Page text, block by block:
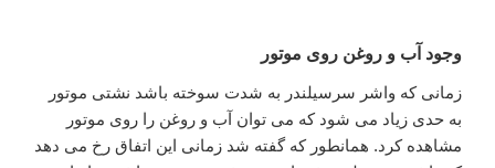
وجود آب و روغن روی موتور
زمانی که واشر سرسیلندر به شدت سوخته باشد نشتی موتور
به حدی زیاد می شود که می توان آب و روغن را روی موتور
مشاهده کرد. همانطور که گفته شد زمانی این اتفاق رخ می دهد